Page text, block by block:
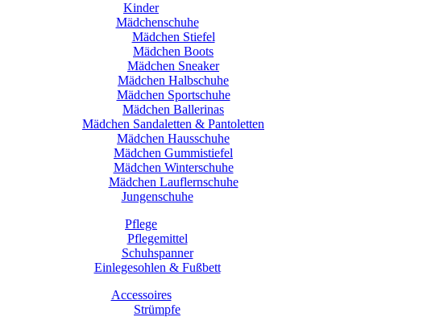
Kinder
Mädchenschuhe
Mädchen Stiefel
Mädchen Boots
Mädchen Sneaker
Mädchen Halbschuhe
Mädchen Sportschuhe
Mädchen Ballerinas
Mädchen Sandaletten & Pantoletten
Mädchen Hausschuhe
Mädchen Gummistiefel
Mädchen Winterschuhe
Mädchen Lauflernschuhe
Jungenschuhe
Pflege
Pflegemittel
Schuhspanner
Einlegesohlen & Fußbett
Accessoires
Strümpfe